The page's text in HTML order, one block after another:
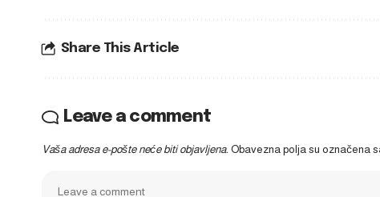
Share This Article
Leave a comment
Vaša adresa e-pošte neće biti objavljena. Obavezna polja su označena